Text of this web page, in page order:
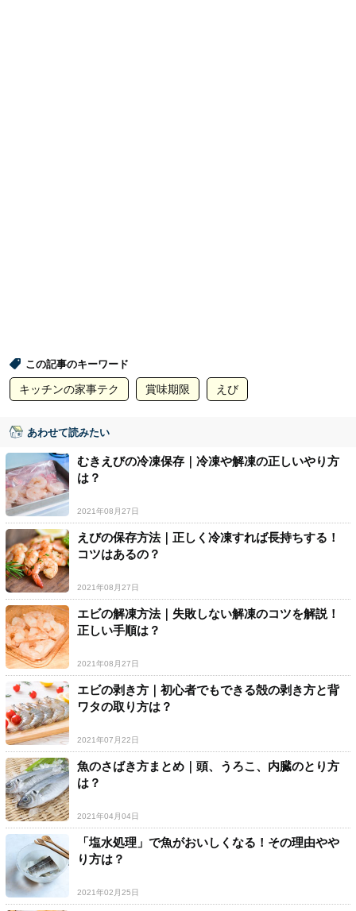
この記事のキーワード
キッチンの家事テク 賞味期限 えび
あわせて読みたい
むきえびの冷凍保存｜冷凍や解凍の正しいやり方
は？
2021年08月27日
えびの保存方法｜正しく冷凍すれば長持ちする！
コツはあるの？
2021年08月27日
エビの解凍方法｜失敗しない解凍のコツを解説！
正しい手順は？
2021年08月27日
エビの剥き方｜初心者でもできる殻の剥き方と背
ワタの取り方は？
2021年07月22日
魚のさばき方まとめ｜頭、うろこ、内臓のとり方
は？
2021年04月04日
「塩水処理」で魚がおいしくなる！その理由やや
り方は？
2021年02月25日